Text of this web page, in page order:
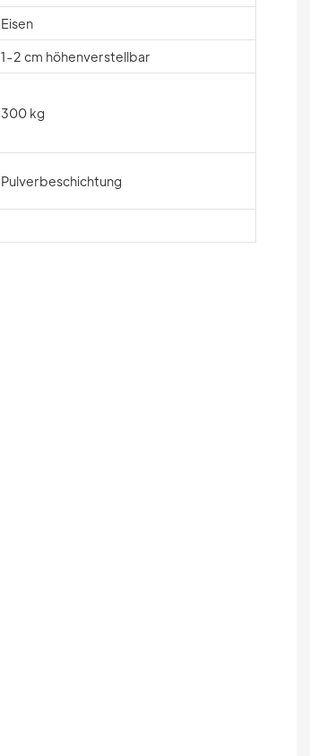
Eisen
1-2 cm höhenverstellbar
300 kg
Pulverbeschichtung